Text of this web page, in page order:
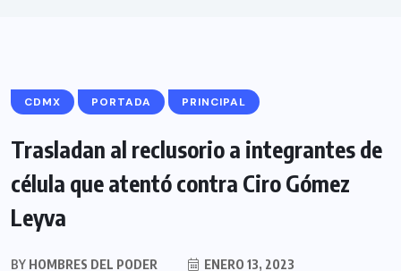
CDMX PORTADA PRINCIPAL
Trasladan al reclusorio a integrantes de
célula que atentó contra Ciro Gómez
Leyva
BY HOMBRES DEL PODER
ENERO 13, 2023